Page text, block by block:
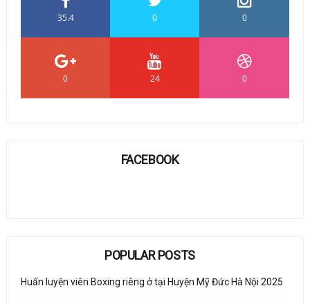
35.4 0 0
0 24 0
FACEBOOK
POPULAR POSTS
Huấn luyện viên Boxing riêng ở tại Huyện Mỹ Đức Hà Nội 2025